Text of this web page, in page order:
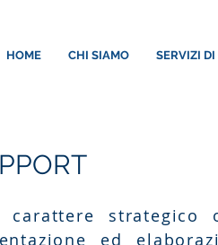
HOME CHI SIAMO SERVIZI
strategico
ed